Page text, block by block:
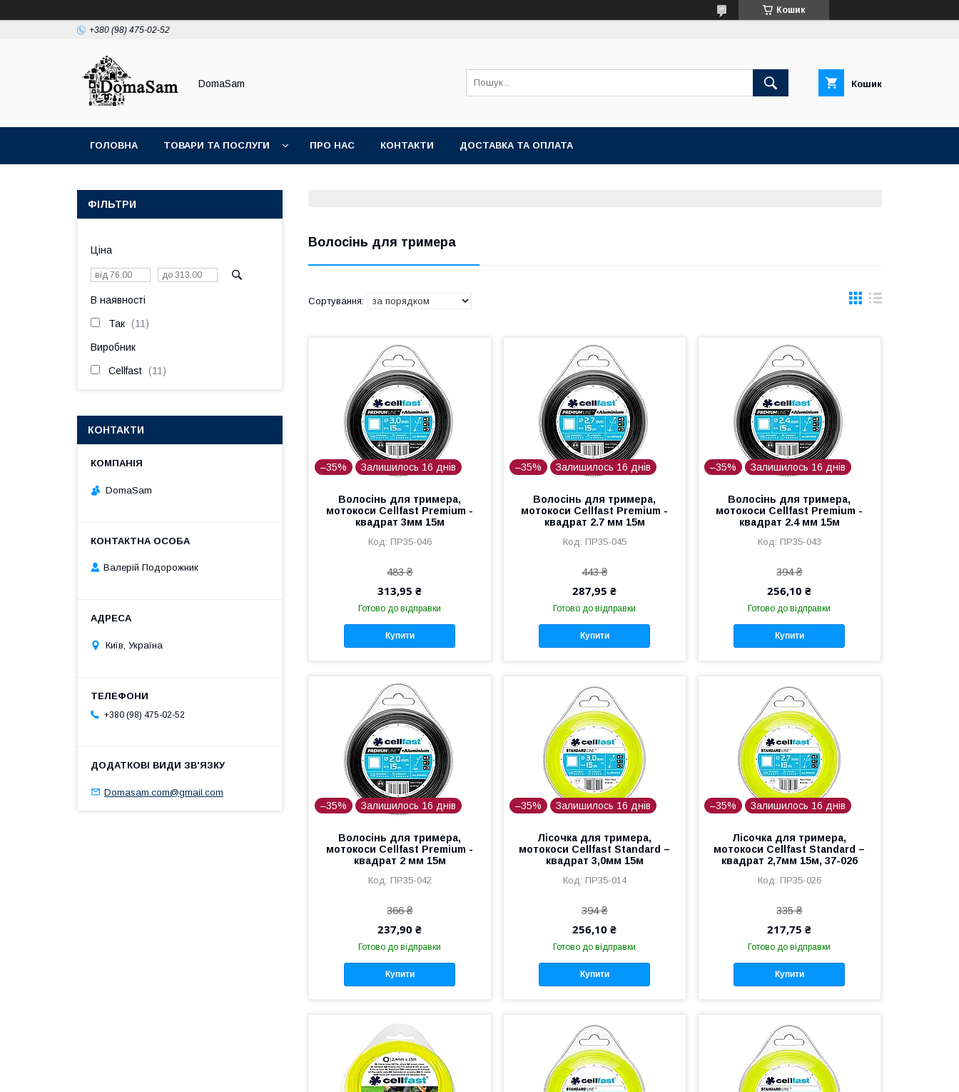
Кошик
+380 (98) 475-02-52
DomaSam Кошик
ГОЛОВНА ТОВАРИ ТА ПОСЛУГИ ПРО НАС КОНТАКТИ ДОСТАВКА ТА ОПЛАТА
Волосінь для тримера
–35% Залишилось 16 днів
Волосінь для тримера,
мотокоси Cellfast Premium -
квадрат 3мм 15м
ПР35-046
483 ₴
313,95 ₴
Готово до відправки
Купити
–35% Залишилось 16 днів
Волосінь для тримера,
мотокоси Cellfast Premium -
квадрат 2.7 мм 15м
ПР35-045
443 ₴
287,95 ₴
Готово до відправки
Купити
–35% Залишилось 16 днів
Волосінь для тримера,
мотокоси Cellfast Premium -
квадрат 2.4 мм 15м
ПР35-043
394 ₴
256,10 ₴
Готово до відправки
Купити
–35% Залишилось 16 днів
Волосінь для тримера,
мотокоси Cellfast Premium -
квадрат 2 мм 15м
ПР35-042
366 ₴
237,90 ₴
Готово до відправки
Купити
–35% Залишилось 16 днів
Лісочка для тримера,
мотокоси Cellfast Standard –
квадрат 3,0мм 15м
ПР35-014
394 ₴
256,10 ₴
Готово до відправки
Купити
–35% Залишилось 16 днів
Лісочка для тримера,
мотокоси Cellfast Standard –
квадрат 2,7мм 15м, 37-026
ПР35-026
335 ₴
217,75 ₴
Готово до відправки
Купити
ФІЛЬТРИ
Ціна
В наявності
Так 11
Виробник
Cellfast 11
КОНТАКТИ
DomaSam
Валерій Подорожник
Київ, Україна
+380 (98) 475-02-52
Domasam.com@gmail.com